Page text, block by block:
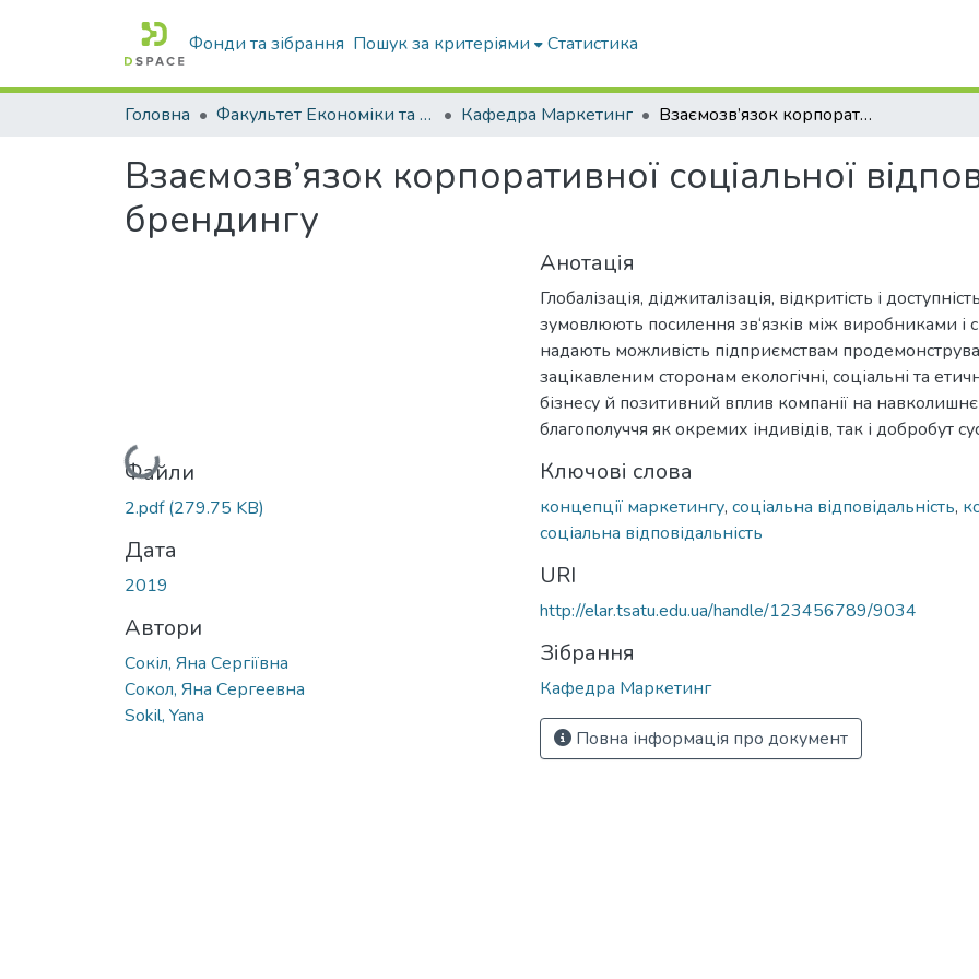
Фонди та зібрання Пошук за критеріями Статистика
Головна Факультет Економіки та бізнесу Кафедра Маркетинг Взаємозв’язок корпоративної соціальної відповідальності та брендингу
Взаємозв’язок корпоративної соціальної
брендингу
Вантажиться...
Файли
2.pdf(279.75 KB)
Дата
2019
Автори
Сокіл, Яна Сергіївна
Сокол, Яна Сергеевна
Sokil, Yana
Анотація
Глобалізація, діджиталізація, відкритість і
зумовлюють посилення зв‘язків між виробниками і
надають можливість підприємствам
зацікавленим сторонам екологічні, соціальні та
бізнесу й позитивний вплив компанії на
благополуччя як окремих індивідів, так і добробут
Ключові слова
концепції маркетингу, соціальна відповідальність,
соціальна відповідальність
URI
http://elar.tsatu.edu.ua/handle/123456789/9034
Зібрання
Кафедра Маркетинг
Повна інформація про документ